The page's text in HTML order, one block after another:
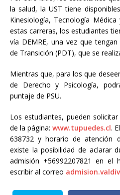
la salud, la UST tiene
Kinesiología, Tecnología
estas carreras, los estudiantes
vía DEMRE, una vez que
de Transición (PDT), que se
Mientras que, para los que
de Derecho y Psicología,
puntaje de PSU.
Los estudiantes, pueden
de la página:www.tupuedes.cl.
638732 y horario de atención
existe la posibilidad de aclarar
admisión +56992207821 en
escribir al correo